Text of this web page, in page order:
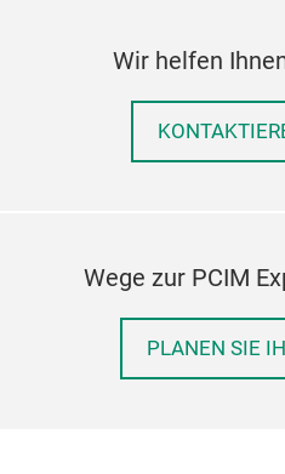
Wir helfen
Wege zur PCIM
PLANEN SIE